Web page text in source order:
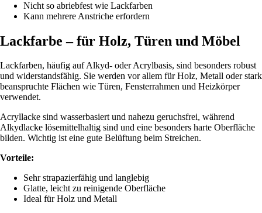
Nicht so abriebfest wie Lackfarben
Kann mehrere Anstriche erfordern
Lackfarbe – für Holz, Türen und Möbel
Lackfarben, häufig auf Alkyd- oder Acrylbasis, sind besonders robust
und widerstandsfähig. Sie werden vor allem für Holz, Metall oder stark
beanspruchte Flächen wie Türen, Fensterrahmen und Heizkörper
verwendet.
Acryllacke sind wasserbasiert und nahezu geruchsfrei, während
Alkydlacke lösemittelhaltig sind und eine besonders harte Oberfläche
bilden. Wichtig ist eine gute Belüftung beim Streichen.
Vorteile:
Sehr strapazierfähig und langlebig
Glatte, leicht zu reinigende Oberfläche
Ideal für Holz und Metall